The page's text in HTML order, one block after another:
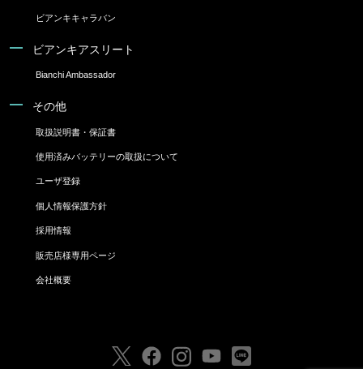
ビアンキキャラバン
ビアンキアスリート
Bianchi Ambassador
その他
取扱説明書・保証書
使用済みバッテリーの取扱について
ユーザ登録
個人情報保護方針
採用情報
販売店様専用ページ
会社概要